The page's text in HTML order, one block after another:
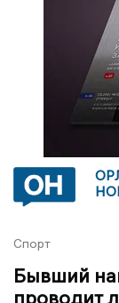
Спорт
Бывший
проводит